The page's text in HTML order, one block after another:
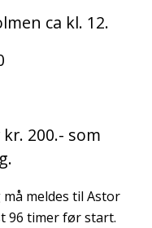
ca kl. 12.
200.- som
meldes til Astor
96 timer før start.